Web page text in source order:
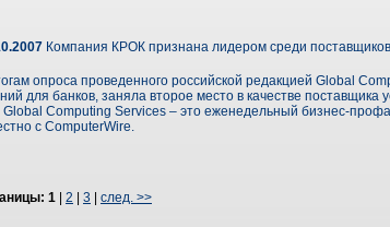
Компания КРОК признана лидером среди поставщиков
опроса проведенного российской редакцией Global
для банков, заняла второе место в качестве поставщика
Global Computing Services – это еженедельный бизнес-
с ComputerWire.
1 2 3 след. >>